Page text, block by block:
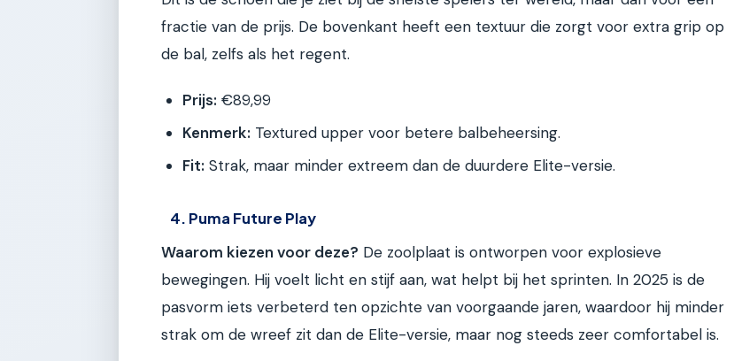
fractie van de prijs. De bovenkant heeft een textuur die zorgt voor extra grip op
de bal, zelfs als het regent.
Prijs: €89,99
Kenmerk: Textured upper voor betere balbeheersing.
Fit: Strak, maar minder extreem dan de duurdere Elite-versie.
4. Puma Future Play
Waarom kiezen voor deze? De zoolplaat is ontworpen voor explosieve
bewegingen. Hij voelt licht en stijf aan, wat helpt bij het sprinten. In 2025 is de
pasvorm iets verbeterd ten opzichte van voorgaande jaren, waardoor hij minder
strak om de wreef zit dan de Elite-versie, maar nog steeds zeer comfortabel is.